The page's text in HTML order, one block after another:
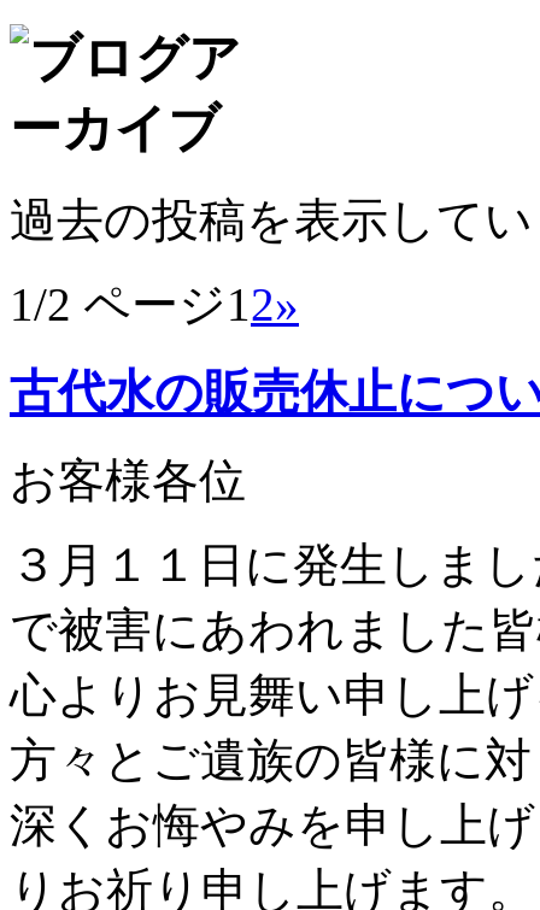
過去の投稿を表示して
1/2 ページ1 2»
古代水の販売休止につ
お客様各位
３月１１日に発生しま
で被害にあわれました
心よりお見舞い申し上
方々とご遺族の皆様に
深くお悔やみを申し上
りお祈り申し上げます。